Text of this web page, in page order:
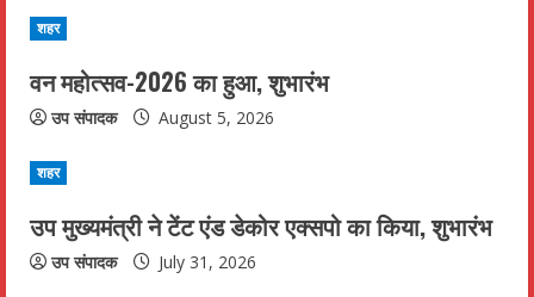
e
a
d
i
n
g
शहर
वन महोत्सव-2026 का हुआ, शुभारंभ
उप संपादक August 5, 2026
शहर
उप मुख्यमंत्री ने टेंट एंड डेकोर एक्सपो का किया, शुभारंभ
उप संपादक July 31, 2026